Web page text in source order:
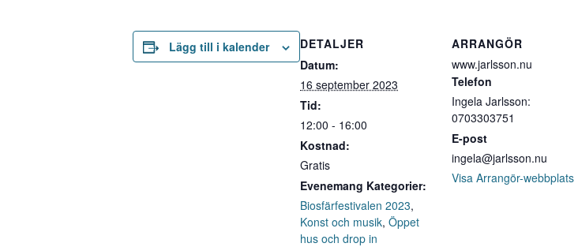
Lägg till i kalender
DETALJER
Datum:
16 september 2023
Tid:
12:00 - 16:00
Kostnad:
Gratis
Evenemang Kategorier:
Biosfärfestivalen 2023,
Konst och musik, Öppet
hus och drop in
ARRANGÖR
www.jarlsson.nu
Telefon
Ingela Jarlsson:
0703303751
E-post
ingela@jarlsson.nu
Visa Arrangör-webbplats